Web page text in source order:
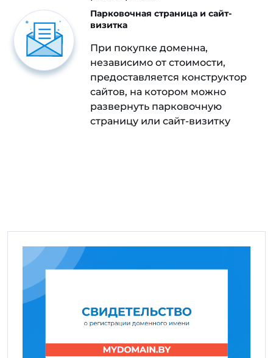
Парковочная страница и сайт-
визитка
При покупке доменна,
независимо от стоимости,
предоставляется конструктор
сайтов, на котором можно
развернуть парковочную
страницу или сайт-визитку